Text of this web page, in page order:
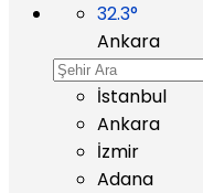
32.3°
Ankara
İstanbul
Ankara
İzmir
Adana